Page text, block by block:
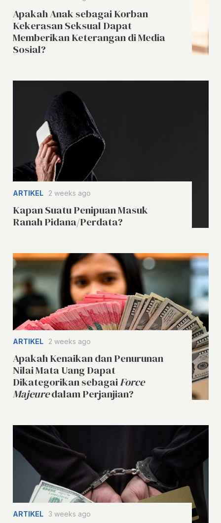
Apakah Anak sebagai Korban
Kekerasan Seksual Dapat
Memberikan Keterangan di Media
Sosial?
ARTIKEL 2 weeks ago
Kapan Suatu Penipuan Masuk
Ranah Pidana/Perdata?
ARTIKEL 2 weeks ago
Apakah Kenaikan dan Penurunan
Nilai Mata Uang Dapat
Dikategorikan sebagaiForce
Majeuredalam Perjanjian?
ARTIKEL 3 weeks ago